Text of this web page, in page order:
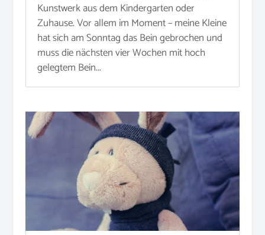
Kunstwerk aus dem Kindergarten oder
Zuhause. Vor allem im Moment – meine Kleine
hat sich am Sonntag das Bein gebrochen und
muss die nächsten vier Wochen mit hoch
gelegtem Bein...